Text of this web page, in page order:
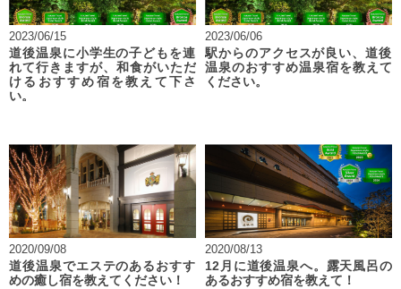
2023/06/15
道後温泉に小学生の子どもを連
れて行きますが、和食がいただ
けるおすすめ宿を教えて下さ
い。
2023/06/06
駅からのアクセスが良い、道後
温泉のおすすめ温泉宿を教えて
ください。
2020/09/08
道後温泉でエステのあるおすす
めの癒し宿を教えてください！
2020/08/13
12月に道後温泉へ。露天風呂の
あるおすすめ宿を教えて！